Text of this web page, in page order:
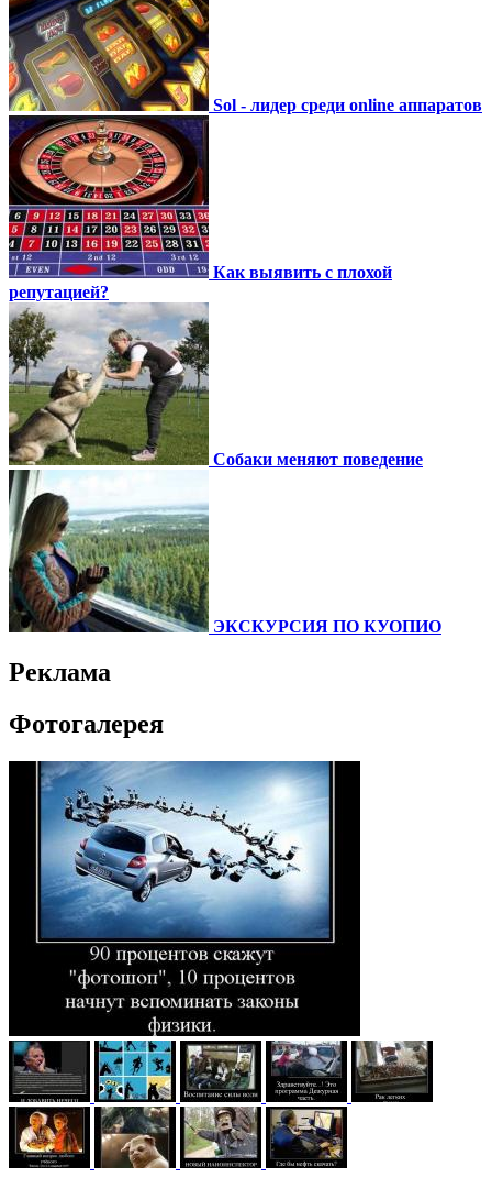
Sol - лидер среди online аппаратов
Как выявить с плохой
репутацией?
Собаки меняют поведение
ЭКСКУРСИЯ ПО КУОПИО
Реклама
Фотогалерея